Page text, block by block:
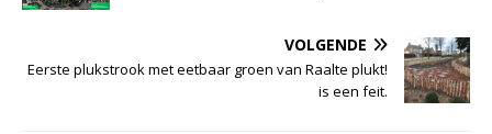
VOLGENDE
Eerste plukstrook met eetbaar groen van Raalte plukt!
is een feit.